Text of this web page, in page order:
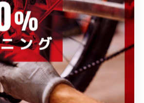
ウェア・ヘルメット・シューズ
トレーニング・メンテナンス・その他
ホイール・パーツ・アクセサリー
完成車・フレーム
未分類